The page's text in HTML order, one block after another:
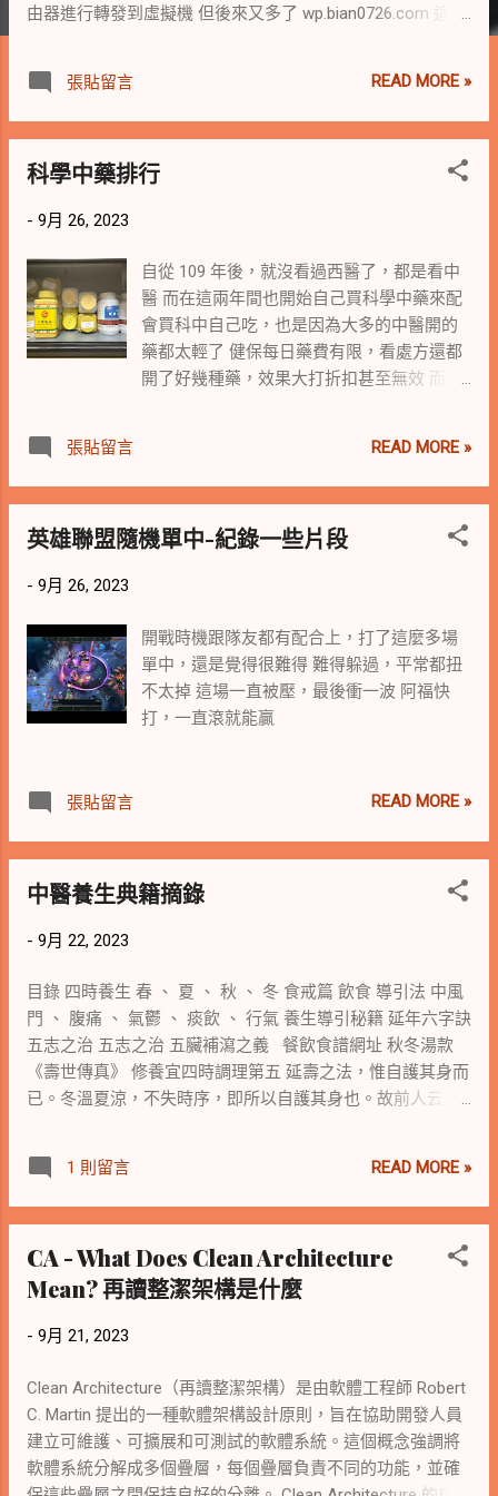
由器進行轉發到虛擬機 但後來又多了 wp.bian0726.com 這個
體機裡面的網站是用 nginx 架設的 想說 nginx 應該會有可以
設定的方式 就在網路上找到了 nginx 反向代理這個做法 反向
面紀錄我的作法 進路由後台把外部連線改為轉發到實體機 虛
重新載入 nginx 測試連線後，可以正常連線 這樣就完成了多
need arises because the original website "bian0726.com"
was set up on a virtual machine in a Mac. The network card
was set to bridge mode, putting it in the same network as
the physical machine. External connections were forwarded
by the router to the virtual machine. However, later on a new
set up on the physical machine, using the same fixed IP and
張貼留言 READ MORE »
科學中藥排行
- 9月 26, 2023
自從 109 年後，就沒看過西醫了，都是看中
醫 而在這兩年間也開始自己買科學中藥來配
會買科中自己吃，也是因為大多的中醫開的
藥都太輕了 健保每日藥費有限，看處方還都
開了好幾種藥，效果大打折扣甚至無效 而處
很容易處方 試了幾間常見的科中，可以依照
我自己的感受做個排行。 試過科中的不算
的藥，不同廠商做出來味道差異也蠻大的 依
效果比較緩，品質以及藥效墊底的則是勝昌
仙豐的品質真的不錯，能感受到藥材本身的
藥性，而且包裝上防潮效果最好 最后，來個
綜合排行 冠軍：仙豐 亞軍：科達 季軍：港
議。應在使用任何中藥之前諮詢醫生或專業
張貼留言 READ MORE »
英雄聯盟隨機單中-紀錄一些片段
- 9月 26, 2023
開戰時機跟隊友都有配合上，打了這麼多場
單中，還是覺得很難得 難得躲過，平常都扭
不太掉 這場一直被壓，最後衝一波 阿福快
打，一直滾就能贏
張貼留言 READ MORE »
中醫養生典籍摘錄
- 9月 22, 2023
目錄 四時養生 春 、 夏 、 秋 、 冬 食戒篇 飲食 導引法 中風
門 、 腹痛 、 氣鬱 、 痰飲 、 行氣 養生導引秘籍 延年六字訣
五志之治 五志之治 五臟補瀉之義 餐飲食譜網址 秋冬湯款
《壽世傳真》 修養宜四時調理第五 延壽之法，惟自護其身而
已。冬溫夏涼，不失時序，即所以自護其身也。故前人云：
骨有偃仰之方，節宣勞逸有予奪之要，溫涼合度，居處無犯
於八邪，則身自安矣。真西山先生四時調理春月歌云：嘗聞
避風如避箭，春風多厲須防患，況因陽發毛孔開，風才一入
旺腎衰何所防，特忌貪歡洩精氣。秋月歌云：時到秋來多瘧
痢，浣漱沐浴宜暖水，瓜茄生菜不宜餐，臥冷枕涼皆勿喜。
遠行，凍雪嚴霜宜早歇。春夏秋冬歷一年，稍知調護自無
而法實周，欲護其身者，故當書紳三複。 修養宜四時調理
第五 春三月 《攝生消息論》曰：春陽初升，萬物發萌，人有
宿疾，春氣攻動，又兼去冬以來，擁爐薰衣，積至春月，因
而發洩，致體熱頭昏，四肢倦怠，腰腳無力，皆冬所蓄之
1 則留言 READ MORE »
CA - What Does Clean Architecture
Mean? 再讀整潔架構是什麼
- 9月 21, 2023
Clean Architecture（再讀整潔架構）是由軟體工程師 Robert
C. Martin 提出的一種軟體架構設計原則，旨在協助開發人員
建立可維護、可擴展和可測試的軟體系統。這個概念強調將
軟體系統分解成多個疊層，每個疊層負責不同的功能，並確